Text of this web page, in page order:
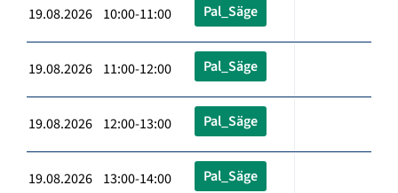
19.08.2026 10:00-11:00 Pal_Säge
19.08.2026 11:00-12:00 Pal_Säge
19.08.2026 12:00-13:00 Pal_Säge
19.08.2026 13:00-14:00 Pal_Säge